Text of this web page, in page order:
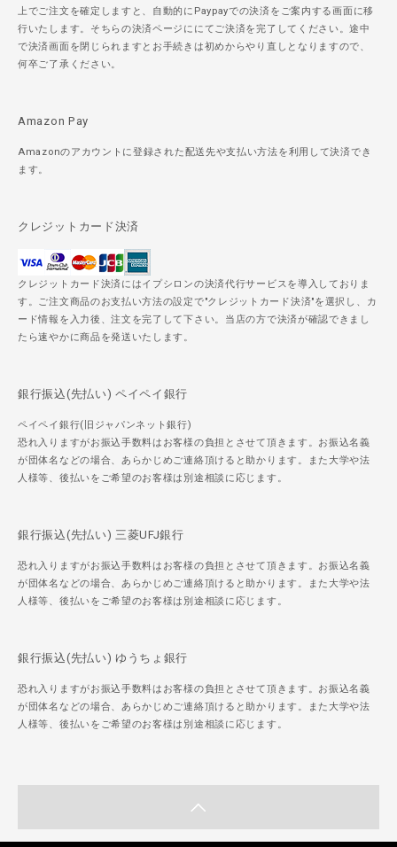
上でご注文を確定しますと、自動的にPaypayでの決済をご案内する画面に移
行いたします。そちらの決済ページににてご決済を完了してください。途中
で決済画面を閉じられますとお手続きは初めからやり直しとなりますので、
何卒ご了承ください。
Amazon Pay
Amazonのアカウントに登録された配送先や支払い方法を利用して決済でき
ます。
クレジットカード決済
クレジットカード決済にはイプシロンの決済代行サービスを導入しておりま
す。ご注文商品のお支払い方法の設定で"クレジットカード決済"を選択し、カ
ード情報を入力後、注文を完了して下さい。当店の方で決済が確認できまし
たら速やかに商品を発送いたします。
銀行振込(先払い) ペイペイ銀行
ペイペイ銀行(旧ジャパンネット銀行)
恐れ入りますがお振込手数料はお客様の負担とさせて頂きます。お振込名義
が団体名などの場合、あらかじめご連絡頂けると助かります。また大学や法
人様等、後払いをご希望のお客様は別途相談に応じます。
銀行振込(先払い) 三菱UFJ銀行
恐れ入りますがお振込手数料はお客様の負担とさせて頂きます。お振込名義
が団体名などの場合、あらかじめご連絡頂けると助かります。また大学や法
人様等、後払いをご希望のお客様は別途相談に応じます。
銀行振込(先払い) ゆうちょ銀行
恐れ入りますがお振込手数料はお客様の負担とさせて頂きます。お振込名義
が団体名などの場合、あらかじめご連絡頂けると助かります。また大学や法
人様等、後払いをご希望のお客様は別途相談に応じます。